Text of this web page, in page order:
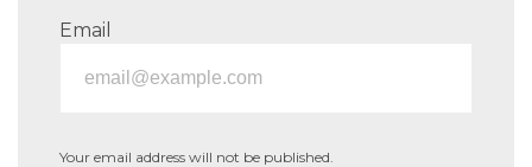
Email
Your email address will not be published.